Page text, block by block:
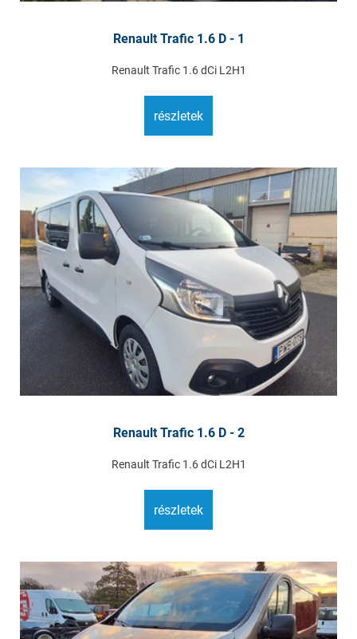
Renault Trafic 1.6 D - 1
Renault Trafic 1.6 dCi L2H1
részletek
Renault Trafic 1.6 D - 2
Renault Trafic 1.6 dCi L2H1
részletek